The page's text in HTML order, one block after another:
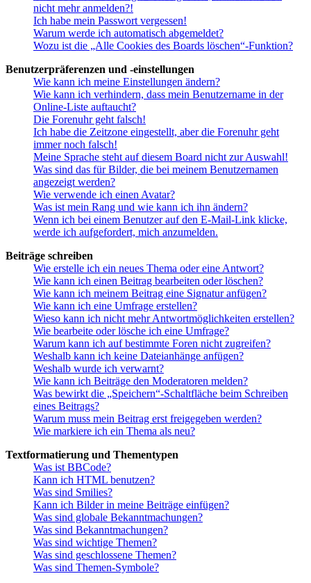
nicht mehr anmelden?!
Ich habe mein Passwort vergessen!
Warum werde ich automatisch abgemeldet?
Wozu ist die „Alle Cookies des Boards löschen“-Funktion?
Benutzerpräferenzen und -einstellungen
Wie kann ich meine Einstellungen ändern?
Wie kann ich verhindern, dass mein Benutzername in der
Online-Liste auftaucht?
Die Forenuhr geht falsch!
Ich habe die Zeitzone eingestellt, aber die Forenuhr geht
immer noch falsch!
Meine Sprache steht auf diesem Board nicht zur Auswahl!
Was sind das für Bilder, die bei meinem Benutzernamen
angezeigt werden?
Wie verwende ich einen Avatar?
Was ist mein Rang und wie kann ich ihn ändern?
Wenn ich bei einem Benutzer auf den E-Mail-Link klicke,
werde ich aufgefordert, mich anzumelden.
Beiträge schreiben
Wie erstelle ich ein neues Thema oder eine Antwort?
Wie kann ich einen Beitrag bearbeiten oder löschen?
Wie kann ich meinem Beitrag eine Signatur anfügen?
Wie kann ich eine Umfrage erstellen?
Wieso kann ich nicht mehr Antwortmöglichkeiten erstellen?
Wie bearbeite oder lösche ich eine Umfrage?
Warum kann ich auf bestimmte Foren nicht zugreifen?
Weshalb kann ich keine Dateianhänge anfügen?
Weshalb wurde ich verwarnt?
Wie kann ich Beiträge den Moderatoren melden?
Was bewirkt die „Speichern“-Schaltfläche beim Schreiben
eines Beitrags?
Warum muss mein Beitrag erst freigegeben werden?
Wie markiere ich ein Thema als neu?
Textformatierung und Thementypen
Was ist BBCode?
Kann ich HTML benutzen?
Was sind Smilies?
Kann ich Bilder in meine Beiträge einfügen?
Was sind globale Bekanntmachungen?
Was sind Bekanntmachungen?
Was sind wichtige Themen?
Was sind geschlossene Themen?
Was sind Themen-Symbole?